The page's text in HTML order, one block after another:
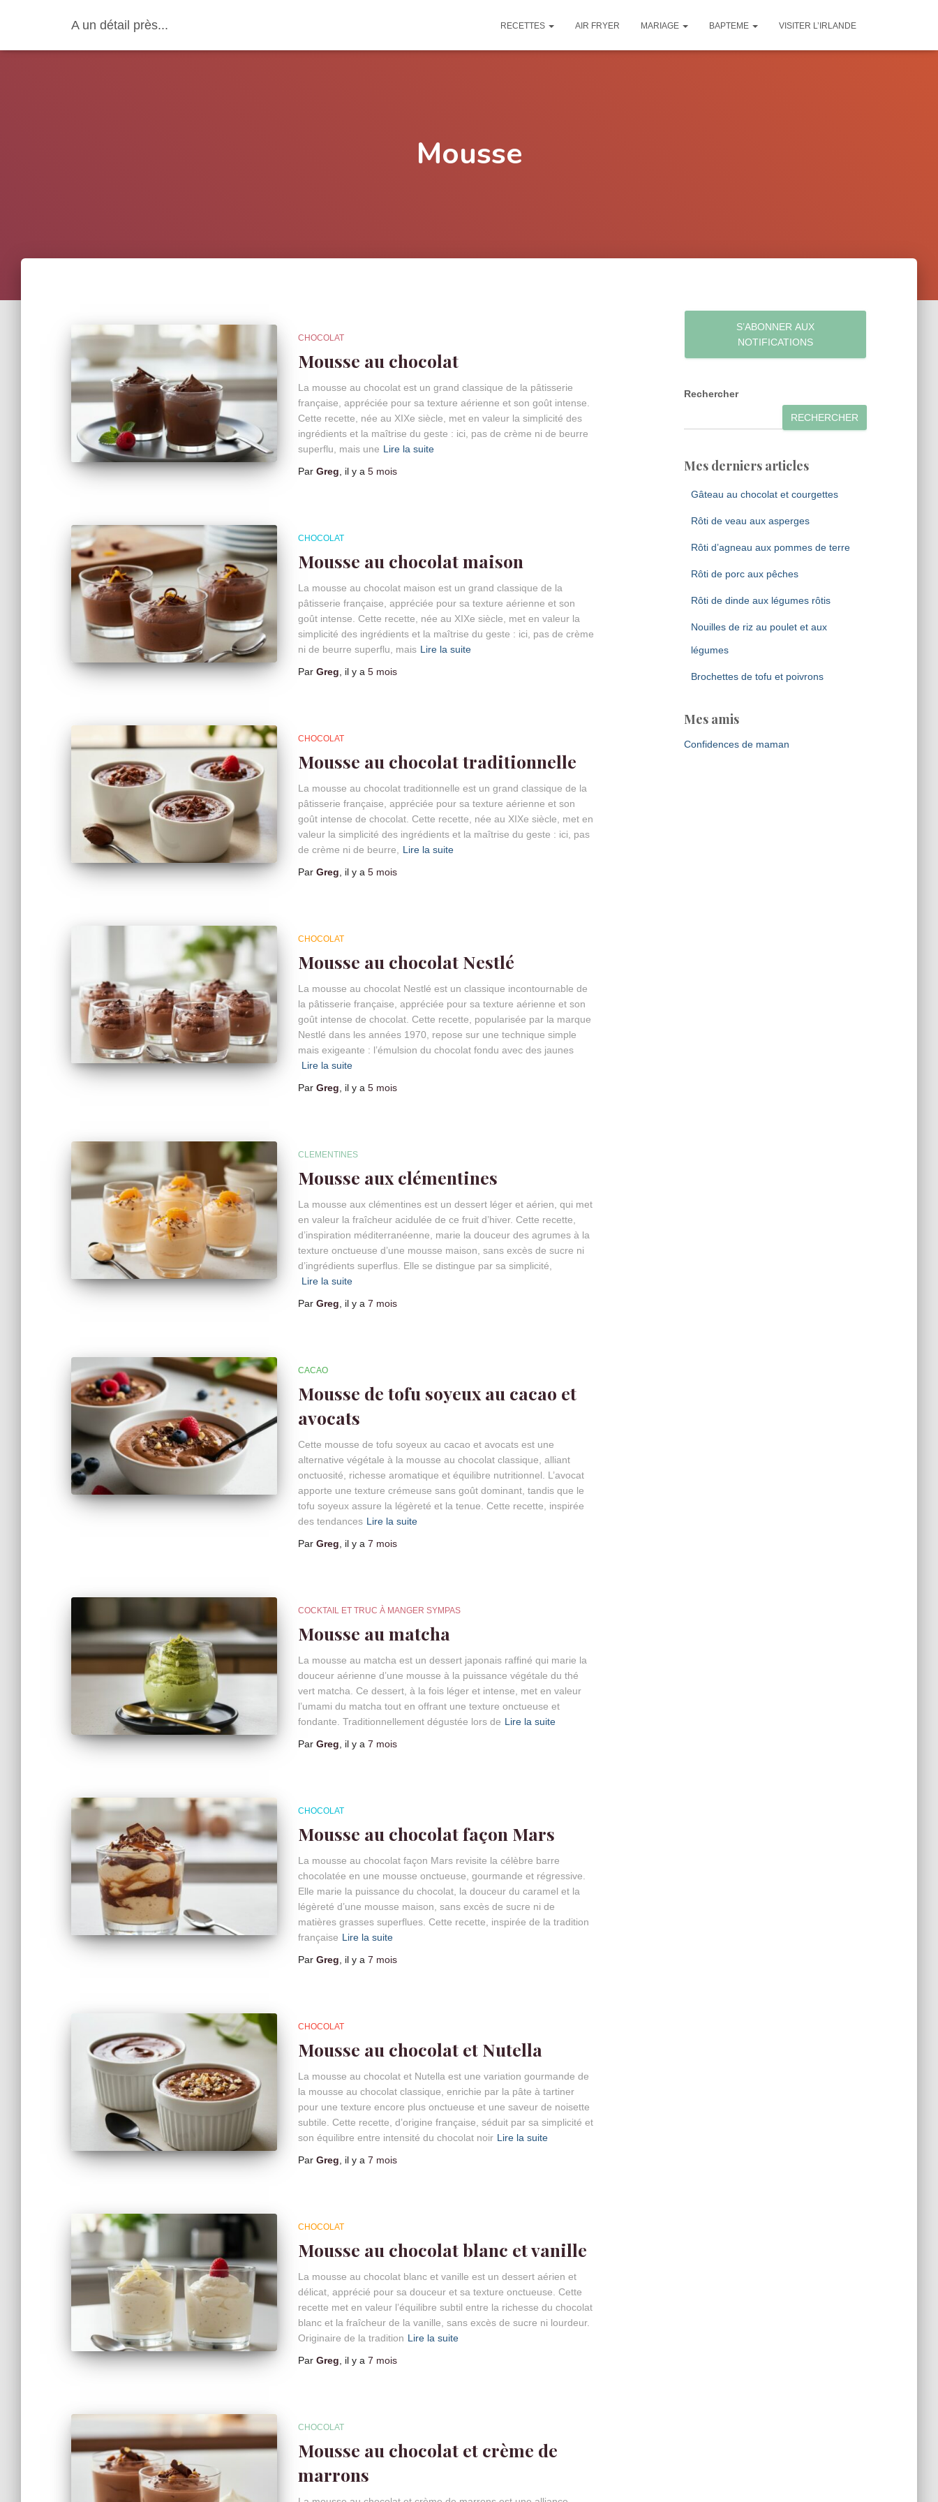
A un détail près... RECETTES AIR FRYER MARIAGE BAPTEME VISITER L’IRLANDE
Mousse
CHOCOLAT
Mousse au chocolat
La mousse au chocolat est un grand classique de la pâtisserie
française, appréciée pour sa texture aérienne et son goût intense.
Cette recette, née au XIXe siècle, met en valeur la simplicité des
ingrédients et la maîtrise du geste : ici, pas de crème ni de beurre
superflu, mais une Lire la suite
Par Greg , il y a 5 mois
CHOCOLAT
Mousse au chocolat maison
La mousse au chocolat maison est un grand classique de la
pâtisserie française, appréciée pour sa texture aérienne et son
goût intense. Cette recette, née au XIXe siècle, met en valeur la
simplicité des ingrédients et la maîtrise du geste : ici, pas de crème
ni de beurre superflu, mais Lire la suite
Par Greg , il y a 5 mois
CHOCOLAT
Mousse au chocolat traditionnelle
La mousse au chocolat traditionnelle est un grand classique de la
pâtisserie française, appréciée pour sa texture aérienne et son
goût intense de chocolat. Cette recette, née au XIXe siècle, met en
valeur la simplicité des ingrédients et la maîtrise du geste : ici, pas
de crème ni de beurre,
Lire la suite
Par Greg , il y a 5 mois
CHOCOLAT
Mousse au chocolat Nestlé
La mousse au chocolat Nestlé est un classique incontournable de
la pâtisserie française, appréciée pour sa texture aérienne et son
goût intense de chocolat. Cette recette, popularisée par la marque
Nestlé dans les années 1970, repose sur une technique simple
mais exigeante : l’émulsion du chocolat fondu avec des jaunes
Lire la suite
Par Greg , il y a 5 mois
CLEMENTINES
Mousse aux clémentines
La mousse aux clémentines est un dessert léger et aérien, qui met
en valeur la fraîcheur acidulée de ce fruit d’hiver. Cette recette,
d’inspiration méditerranéenne, marie la douceur des agrumes à la
texture onctueuse d’une mousse maison, sans excès de sucre ni
d’ingrédients superflus. Elle se distingue par sa simplicité,
Lire la suite
Par Greg , il y a 7 mois
CACAO
Mousse de tofu soyeux au cacao et
avocats
Cette mousse de tofu soyeux au cacao et avocats est une
alternative végétale à la mousse au chocolat classique, alliant
onctuosité, richesse aromatique et équilibre nutritionnel. L’avocat
apporte une texture crémeuse sans goût dominant, tandis que le
tofu soyeux assure la légèreté et la tenue. Cette recette, inspirée
des tendances Lire la suite
Par Greg , il y a 7 mois
COCKTAIL ET TRUC À MANGER SYMPAS
Mousse au matcha
La mousse au matcha est un dessert japonais raffiné qui marie la
douceur aérienne d’une mousse à la puissance végétale du thé
vert matcha. Ce dessert, à la fois léger et intense, met en valeur
l’umami du matcha tout en offrant une texture onctueuse et
fondante. Traditionnellement dégustée lors de Lire la suite
Par Greg , il y a 7 mois
CHOCOLAT
Mousse au chocolat façon Mars
La mousse au chocolat façon Mars revisite la célèbre barre
chocolatée en une mousse onctueuse, gourmande et régressive.
Elle marie la puissance du chocolat, la douceur du caramel et la
légèreté d’une mousse maison, sans excès de sucre ni de
matières grasses superflues. Cette recette, inspirée de la tradition
française Lire la suite
Par Greg , il y a 7 mois
CHOCOLAT
Mousse au chocolat et Nutella
La mousse au chocolat et Nutella est une variation gourmande de
la mousse au chocolat classique, enrichie par la pâte à tartiner
pour une texture encore plus onctueuse et une saveur de noisette
subtile. Cette recette, d’origine française, séduit par sa simplicité et
son équilibre entre intensité du chocolat noir Lire la suite
Par Greg , il y a 7 mois
CHOCOLAT
Mousse au chocolat blanc et vanille
La mousse au chocolat blanc et vanille est un dessert aérien et
délicat, apprécié pour sa douceur et sa texture onctueuse. Cette
recette met en valeur l’équilibre subtil entre la richesse du chocolat
blanc et la fraîcheur de la vanille, sans excès de sucre ni lourdeur.
Originaire de la tradition Lire la suite
Par Greg , il y a 7 mois
CHOCOLAT
Mousse au chocolat et crème de
marrons
S’ABONNER AUX
NOTIFICATIONS
Rechercher
RECHERCHER
Mes derniers articles
Gâteau au chocolat et courgettes
Rôti de veau aux asperges
Rôti d’agneau aux pommes de terre
Rôti de porc aux pêches
Rôti de dinde aux légumes rôtis
Nouilles de riz au poulet et aux
légumes
Brochettes de tofu et poivrons
Mes amis
Confidences de maman